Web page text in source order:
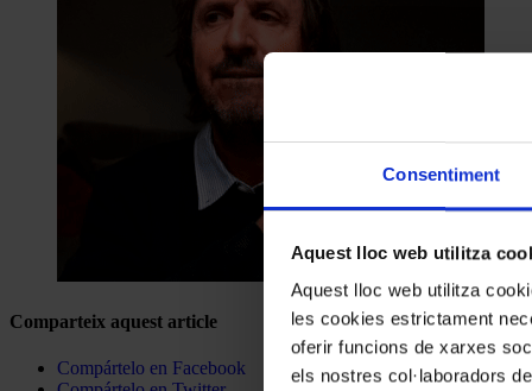
Consentiment
Aquest lloc web utilitza
Aquest lloc web utilitza
les cookies estrictament
oferir funcions de xarxes
els nostres col·laboradors
Comparteix aquest article
Compártelo en Facebook